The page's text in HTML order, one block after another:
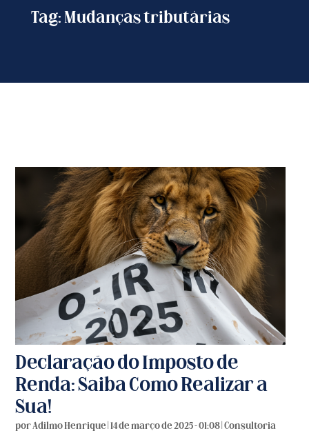
Tag: Mudanças tributárias
Declaração do Imposto de
Renda: Saiba Como Realizar a
Sua!
porAdilmo Henrique| 14 de março de 2025 - 01:08|Consultoria